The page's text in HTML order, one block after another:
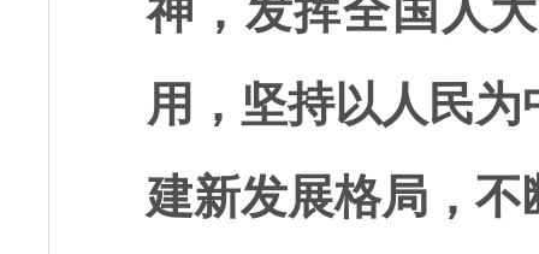
神，发挥全国人
用，坚持以人民
建新发展格局，